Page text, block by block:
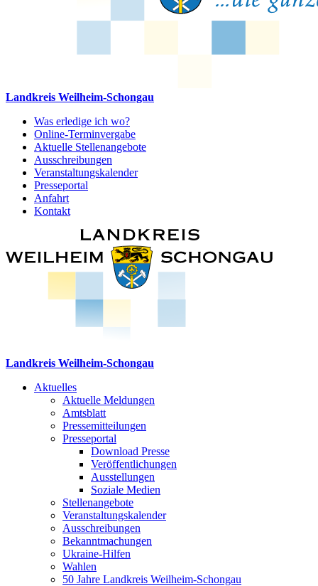
Landkreis Weilheim-Schongau
Was erledige ich wo?
Online-Terminvergabe
Aktuelle Stellenangebote
Ausschreibungen
Veranstaltungskalender
Presseportal
Anfahrt
Kontakt
Landkreis Weilheim-Schongau
Aktuelles
Aktuelle Meldungen
Amtsblatt
Pressemitteilungen
Presseportal
Download Presse
Veröffentlichungen
Ausstellungen
Soziale Medien
Stellenangebote
Veranstaltungskalender
Ausschreibungen
Bekanntmachungen
Ukraine-Hilfen
Wahlen
50 Jahre Landkreis Weilheim-Schongau